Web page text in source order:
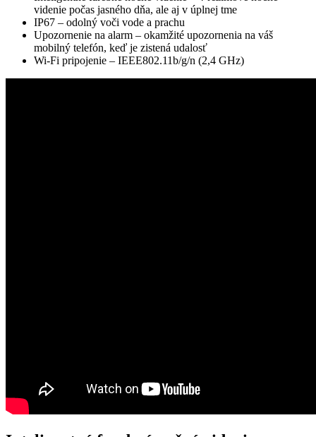
videnie počas jasného dňa, ale aj v úplnej tme
IP67 – odolný voči vode a prachu
Upozornenie na alarm – okamžité upozornenia na váš
mobilný telefón, keď je zistená udalosť
Wi-Fi pripojenie – IEEE802.11b/g/n (2,4 GHz)